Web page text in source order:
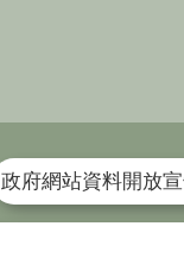
政府網站資料開放